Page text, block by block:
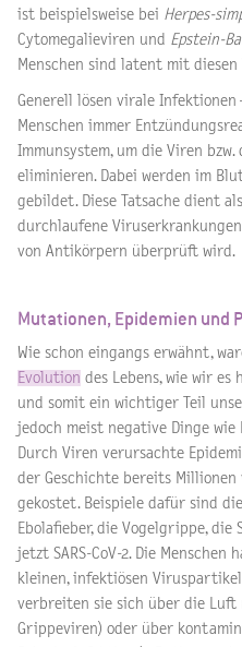
ist beispielsweise bei Herpes-
Cytomegalieviren und Epstein-
Menschen sind latent mit
Generell lösen virale Infektionen
Menschen immer
Immunsystem, um die Viren
eliminieren. Dabei werden im
gebildet. Diese Tatsache dient
durchlaufene
von Antikörpern überprüft wird.
Mutationen, Epidemien und
Wie schon eingangs erwähnt,
Evolution des Lebens, wie wir
und somit ein wichtiger Teil
jedoch meist negative Dinge
Durch Viren verursachte
der Geschichte bereits Millionen
gekostet. Beispiele dafür sind
Ebolafieber, die Vogelgrippe, die
jetzt SARS-CoV-2. Die Menschen
kleinen, infektiösen
verbreiten sie sich über die Luft
Grippeviren) oder über